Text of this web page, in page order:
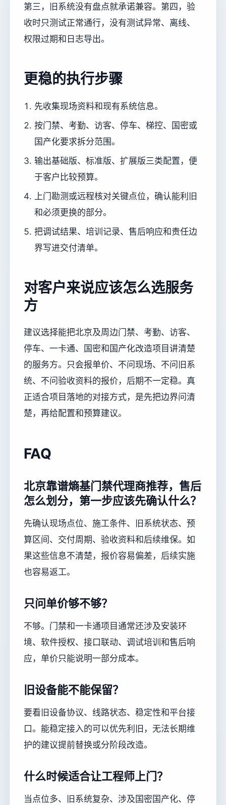
第三，旧系统没有盘点就承诺兼容。第四，验
收时只测试正常通行，没有测试异常、离线、
权限过期和日志导出。
更稳的执行步骤
先收集现场资料和现有系统信息。
按门禁、考勤、访客、停车、梯控、国密或
国产化要求拆分范围。
输出基础版、标准版、扩展版三类配置，便
于客户比较预算。
上门勘测或远程核对关键点位，确认能利旧
和必须更换的部分。
把调试结果、培训记录、售后响应和责任边
界写进交付清单。
对客户来说应该怎么选服务
方
建议选择能把北京及周边门禁、考勤、访客、
停车、一卡通、国密和国产化改造项目讲清楚
的服务方。只会报单价、不问现场、不问旧系
统、不问验收资料的报价，后期不一定稳。真
正适合项目落地的对接方式，是先把边界问清
楚，再给配置和预算建议。
FAQ
北京靠谱熵基门禁代理商推荐，售后
怎么划分，第一步应该先确认什么？
先确认现场点位、施工条件、旧系统状态、预
算区间、交付周期、验收资料和后续维保。如
果这些信息不清楚，报价容易偏差，后续实施
也容易返工。
只问单价够不够？
不够。门禁和一卡通项目通常还涉及安装环
境、软件授权、接口联动、调试培训和售后响
应，单价只能说明一部分成本。
旧设备能不能保留？
要看旧设备协议、线路状态、稳定性和平台接
口。能稳定接入的可以优先利旧，无法长期维
护的建议提前替换或分阶段改造。
什么时候适合让工程师上门？
当点位多、旧系统复杂、涉及国密国产化、停